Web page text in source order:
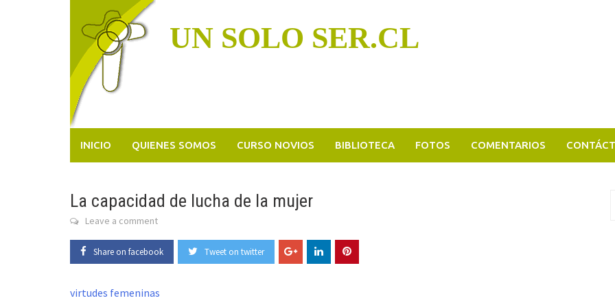
UN SOLO SER.CL
INICIO QUIENES SOMOS CURSO NOVIOS BIBLIOTECA FOTOS COMENTARIOS
La capacidad de lucha de la mujer
Leave a comment
Share on facebook Tweet on twitter
virtudes femeninas